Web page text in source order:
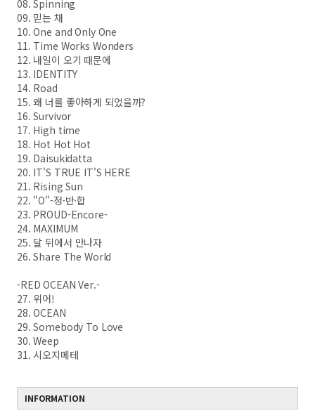
08. Spinning
09. 믿는 채
10. One and Only One
11. Time Works Wonders
12. 내일이 오기 때문에
13. IDENTITY
14. Road
15. 왜 너를 좋아하게 되었을까?
16. Survivor
17. High time
18. Hot Hot Hot
19. Daisukidatta
20. IT'S TRUE IT'S HERE
21. Rising Sun
22. "O"-정·반·합
23. PROUD-Encore-
24. MAXIMUM
25. 달 뒤에서 만나자
26. Share The World
-RED OCEAN Ver.-
27. 위어!
28. OCEAN
29. Somebody To Love
30. Weep
31. 시오지메테
INFORMATION